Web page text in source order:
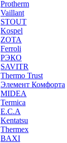
Protherm
Vaillant
STOUT
Kospel
ZOTA
Ferroli
РЭКО
SAVITR
Thermo Trust
Элемент Комфорта
MIDEA
Termica
E.C.A
Kentatsu
Thermex
BAXI